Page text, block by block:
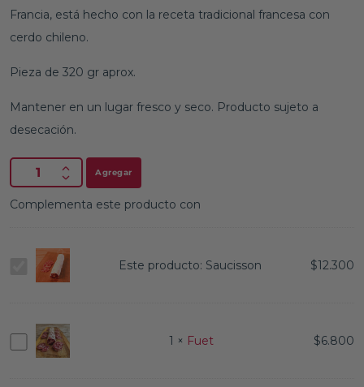
Francia, está hecho con la receta tradicional francesa con
cerdo chileno.
Pieza de 320 gr aprox.
Mantener en un lugar fresco y seco. Producto sujeto a
desecación.
Agregar
Complementa este producto con
Saucisson Este producto: Saucisson $12.300
Fuet 1 × Fuet $6.800